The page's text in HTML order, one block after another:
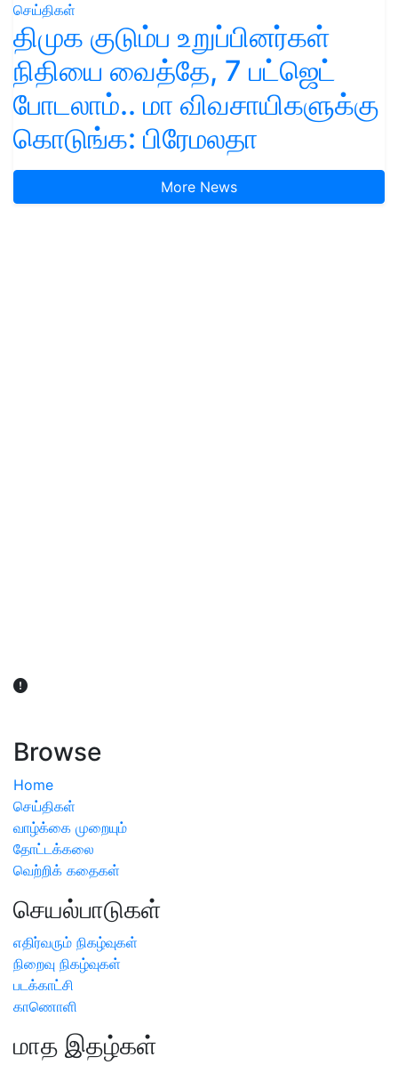
செய்திகள்
திமுக குடும்ப உறுப்பினர்கள்
நிதியை வைத்தே, 7 பட்ஜெட்
போடலாம்.. மா விவசாயிகளுக்கு
கொடுங்க: பிரேமலதா
More News
Browse
Home
செய்திகள்
வாழ்க்கை முறையும்
தோட்டக்கலை
வெற்றிக் கதைகள்
செயல்பாடுகள்
எதிர்வரும் நிகழ்வுகள்
நிறைவு நிகழ்வுகள்
படக்காட்சி
காணொளி
மாத இதழ்கள்